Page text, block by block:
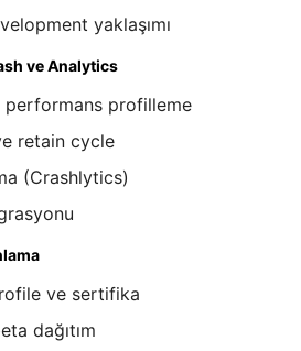
yaklaşımı
ve Analytics
performans profilleme
retain cycle
(Crashlytics)
ve sertifika
dağıtım